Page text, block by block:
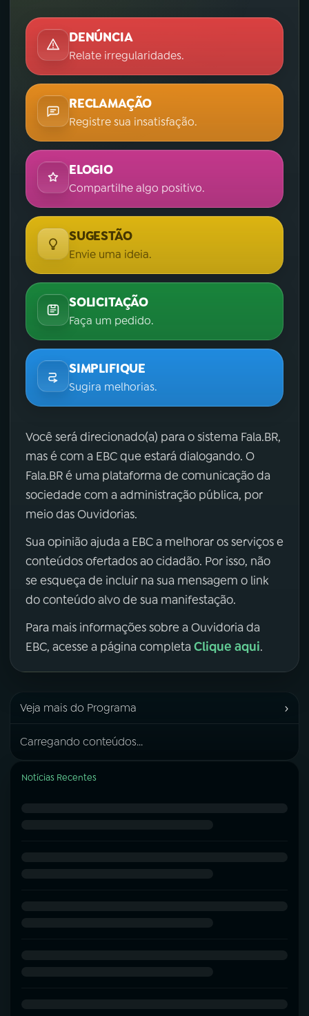
DENÚNCIA
Relate irregularidades.
RECLAMAÇÃO
Registre sua insatisfação.
ELOGIO
Compartilhe algo positivo.
SUGESTÃO
Envie uma ideia.
SOLICITAÇÃO
Faça um pedido.
SIMPLIFIQUE
Sugira melhorias.
Você será direcionado(a) para o sistema Fala.BR,
mas é com a EBC que estará dialogando. O
Fala.BR é uma plataforma de comunicação da
sociedade com a administração pública, por
meio das Ouvidorias.
Sua opinião ajuda a EBC a melhorar os serviços e
conteúdos ofertados ao cidadão. Por isso, não
se esqueça de incluir na sua mensagem o link
do conteúdo alvo de sua manifestação.
Para mais informações sobre a Ouvidoria da
EBC, acesse a página completa Clique aqui.
Veja mais do Programa ›
Carregando conteúdos...
Notícias Recentes